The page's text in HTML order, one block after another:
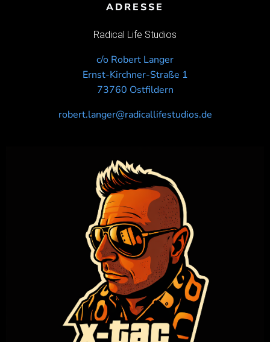
ADRESSE
Radical Life Studios
c/o Robert Langer
Ernst-Kirchner-Straße 1
73760 Ostfildern
robert.langer@radicallifestudios.de